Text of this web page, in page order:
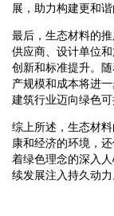
展，助力构建更和谐
最后，生态材料的
供应商、设计单位
创新和标准提升。
产规模和成本将进
建筑行业迈向绿色可
综上所述，生态材
康和经济的环境，
着绿色理念的深入
续发展注入持久动力